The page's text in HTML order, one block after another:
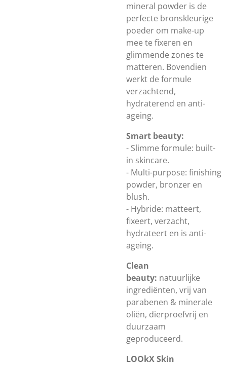
mineral powder is de
perfecte bronskleurige
poeder om make-up
mee te fixeren en
glimmende zones te
matteren. Bovendien
werkt de formule
verzachtend,
hydraterend en anti-
ageing.
Smart beauty:
- Slimme formule: built-
in skincare.
- Multi-purpose: finishing
powder, bronzer en
blush.
- Hybride: matteert,
fixeert, verzacht,
hydrateert en is anti-
ageing.
Clean
beauty: natuurlijke
ingrediënten, vrij van
parabenen & minerale
oliën, dierproefvrij en
duurzaam
geproduceerd.
LOOkX Skin